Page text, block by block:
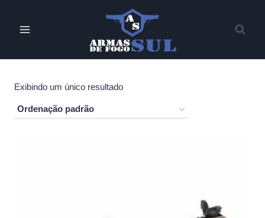
Exibindo um único resultado